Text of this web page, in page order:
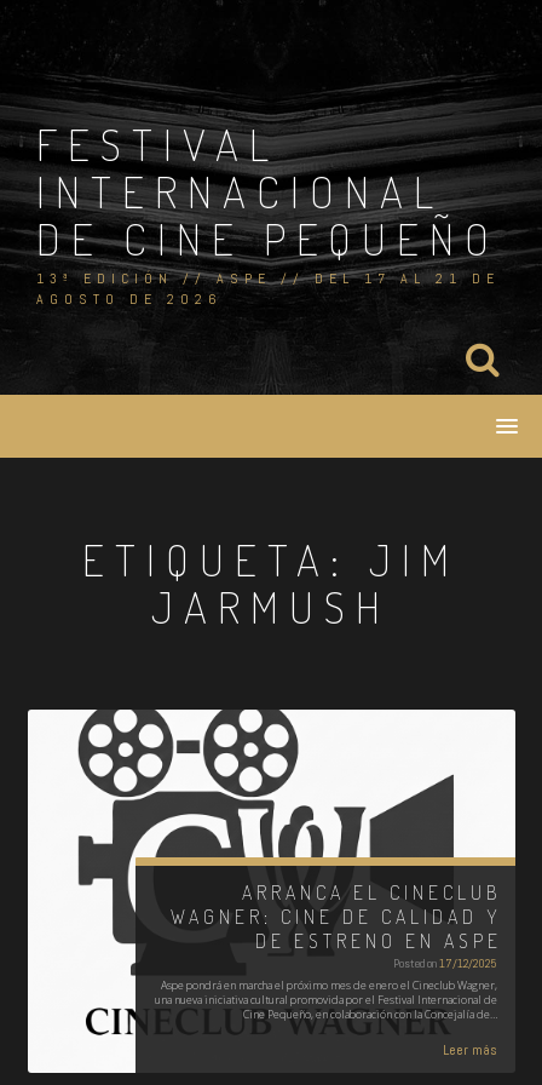
Skip
content
FESTIVAL
INTERNACIONAL
DE CINE PEQUEÑO
13ª EDICIÓN // ASPE // DEL 17 AL 21 DE
AGOSTO DE 2026
ETIQUETA: JIM
JARMUSH
ARRANCA EL CINECLUB
WAGNER: CINE DE CALIDAD Y
DE ESTRENO EN ASPE
Posted on17/12/2025
Aspe pondrá en marcha el próximo mes de enero el Cineclub Wagner,
una nueva iniciativa cultural promovida por el Festival Internacional de
Cine Pequeño, en colaboración con la Concejalía de…
Leer más